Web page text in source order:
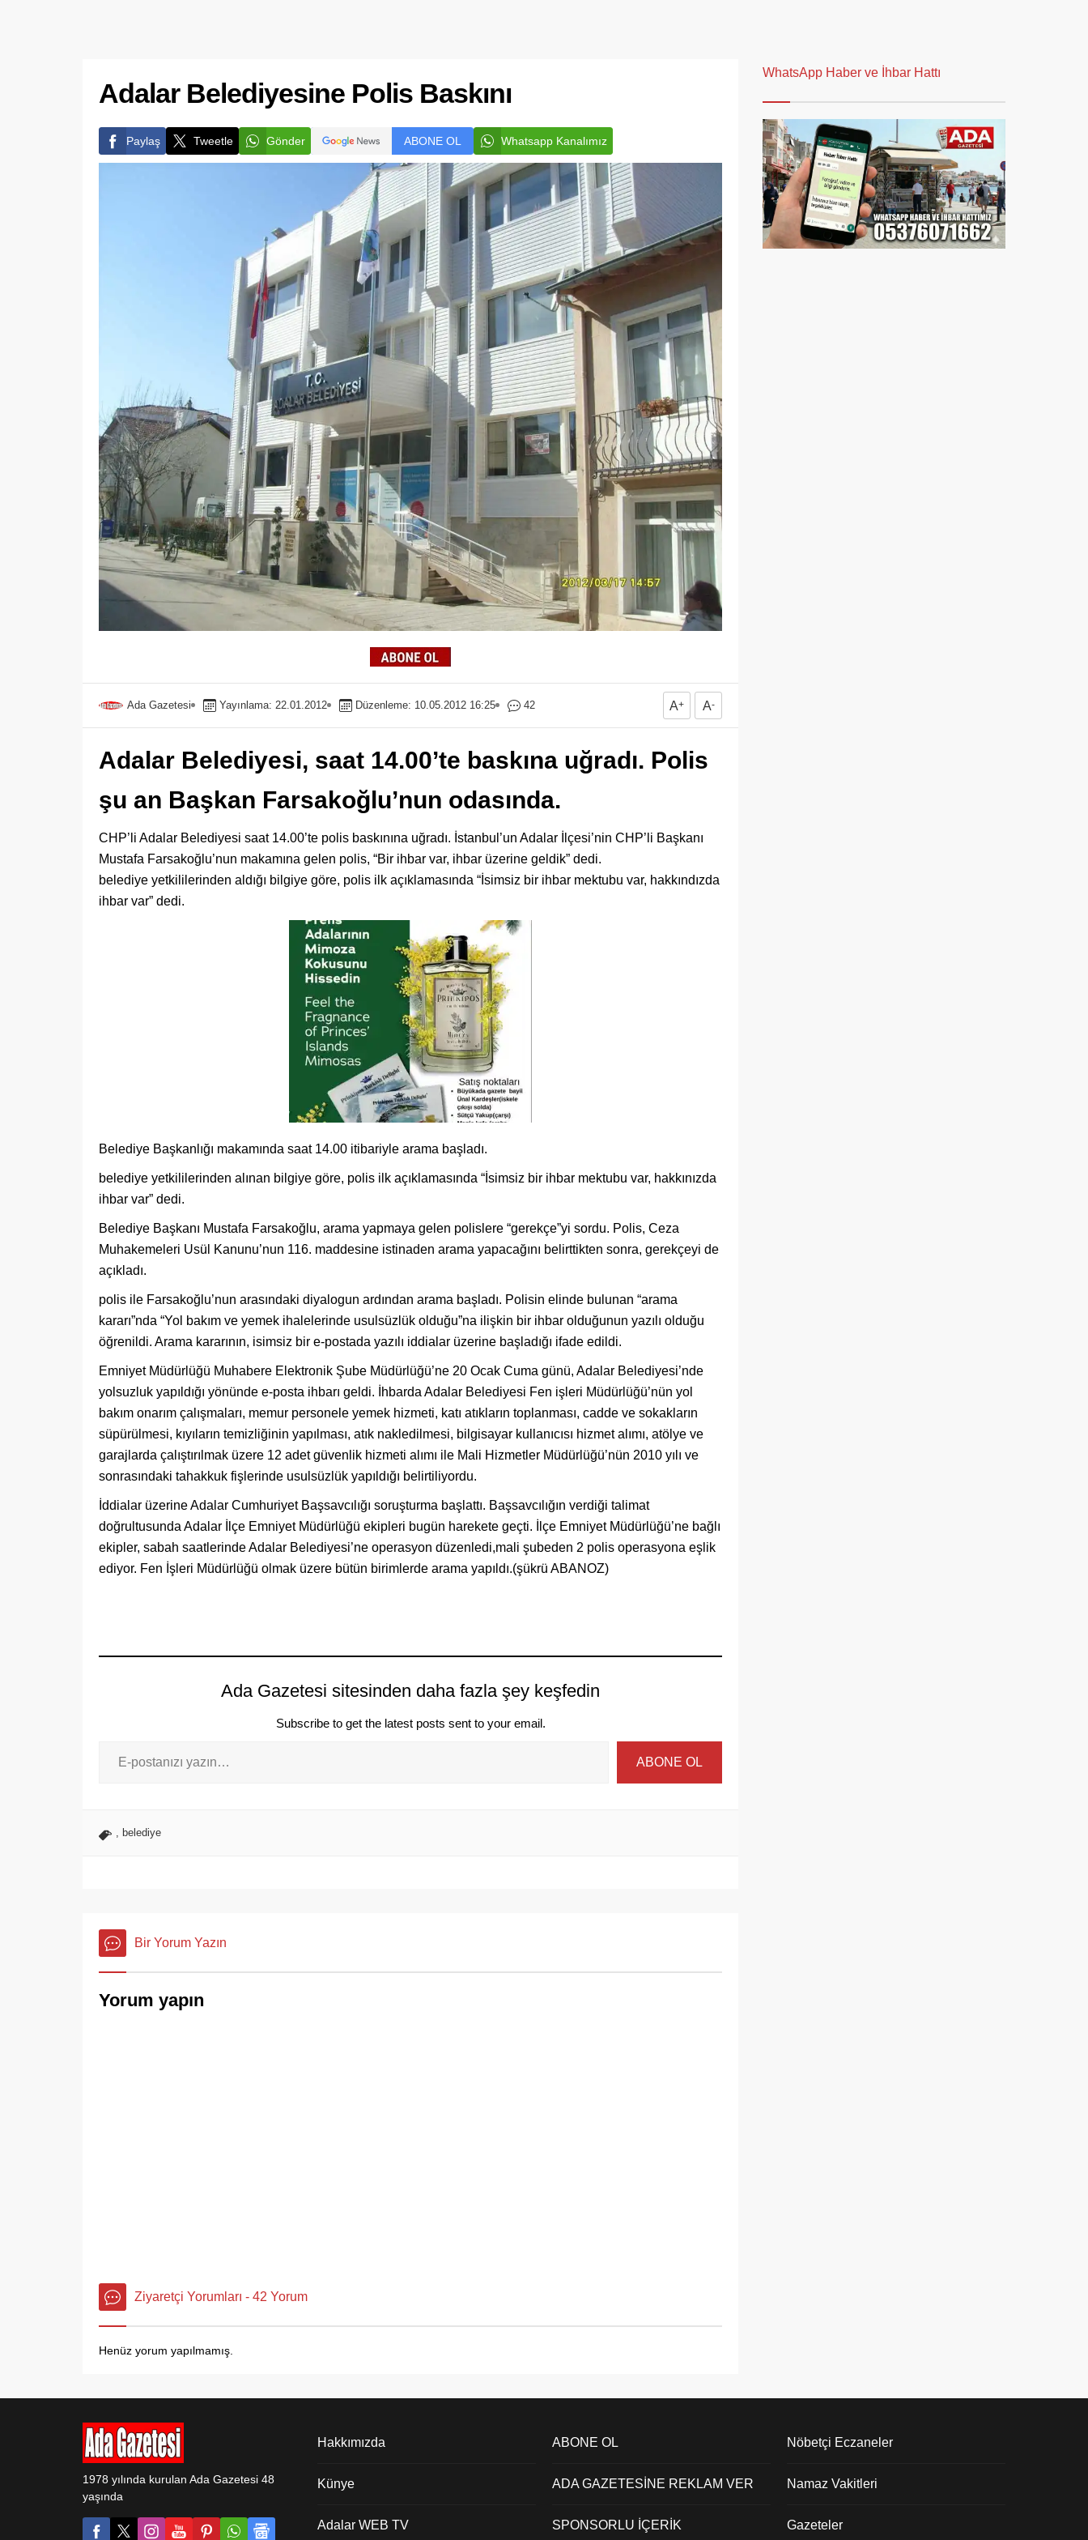
Adalar Belediyesine Polis Baskını
Paylaş Tweetle Gönder ABONE OL Whatsapp Kanalımız
Ada Gazetesi Yayınlama: 22.01.2012 Düzenleme: 10.05.2012 16:25 42 A+ A-
Adalar Belediyesi, saat 14.00’te baskına uğradı. Polis
şu an Başkan Farsakoğlu’nun odasında.
CHP’li Adalar Belediyesi saat 14.00’te polis baskınına uğradı. İstanbul’un Adalar İlçesi’nin CHP’li Başkanı
Mustafa Farsakoğlu’nun makamına gelen polis, “Bir ihbar var, ihbar üzerine geldik” dedi.
belediye yetkililerinden aldığı bilgiye göre, polis ilk açıklamasında “İsimsiz bir ihbar mektubu var, hakkındızda
ihbar var” dedi.
Belediye Başkanlığı makamında saat 14.00 itibariyle arama başladı.
belediye yetkililerinden alınan bilgiye göre, polis ilk açıklamasında “İsimsiz bir ihbar mektubu var, hakkınızda
ihbar var” dedi.
Belediye Başkanı Mustafa Farsakoğlu, arama yapmaya gelen polislere “gerekçe”yi sordu. Polis, Ceza
Muhakemeleri Usül Kanunu’nun 116. maddesine istinaden arama yapacağını belirttikten sonra, gerekçeyi de
açıkladı.
polis ile Farsakoğlu’nun arasındaki diyalogun ardından arama başladı. Polisin elinde bulunan “arama
kararı”nda “Yol bakım ve yemek ihalelerinde usulsüzlük olduğu”na ilişkin bir ihbar olduğunun yazılı olduğu
öğrenildi. Arama kararının, isimsiz bir e-postada yazılı iddialar üzerine başladığı ifade edildi.
Emniyet Müdürlüğü Muhabere Elektronik Şube Müdürlüğü’ne 20 Ocak Cuma günü, Adalar Belediyesi’nde
yolsuzluk yapıldığı yönünde e-posta ihbarı geldi. İhbarda Adalar Belediyesi Fen işleri Müdürlüğü’nün yol
bakım onarım çalışmaları, memur personele yemek hizmeti, katı atıkların toplanması, cadde ve sokakların
süpürülmesi, kıyıların temizliğinin yapılması, atık nakledilmesi, bilgisayar kullanıcısı hizmet alımı, atölye ve
garajlarda çalıştırılmak üzere 12 adet güvenlik hizmeti alımı ile Mali Hizmetler Müdürlüğü’nün 2010 yılı ve
sonrasındaki tahakkuk fişlerinde usulsüzlük yapıldığı belirtiliyordu.
İddialar üzerine Adalar Cumhuriyet Başsavcılığı soruşturma başlattı. Başsavcılığın verdiği talimat
doğrultusunda Adalar İlçe Emniyet Müdürlüğü ekipleri bugün harekete geçti. İlçe Emniyet Müdürlüğü’ne bağlı
ekipler, sabah saatlerinde Adalar Belediyesi’ne operasyon düzenledi,mali şubeden 2 polis operasyona eşlik
ediyor. Fen İşleri Müdürlüğü olmak üzere bütün birimlerde arama yapıldı.(şükrü ABANOZ)
Ada Gazetesi sitesinden daha fazla şey keşfedin
Subscribe to get the latest posts sent to your email.
ABONE OL
belediye
Bir Yorum Yazın
Yorum yapın
Ziyaretçi Yorumları - 42 Yorum
Henüz yorum yapılmamış.
WhatsApp Haber ve İhbar Hattı
1978 yılında kurulan Ada Gazetesi 48
yaşında
Hakkımızda
Künye
Adalar WEB TV
ABONE OL
ADA GAZETESİNE REKLAM VER
SPONSORLU İÇERİK
Nöbetçi Eczaneler
Namaz Vakitleri
Gazeteler